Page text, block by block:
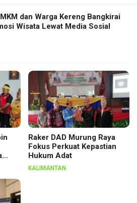
dan Warga Kereng Bangkirai
Wisata Lewat Media Sosial
Raker DAD Murung Raya
Fokus Perkuat Kepastian
Hukum Adat
KALIMANTAN